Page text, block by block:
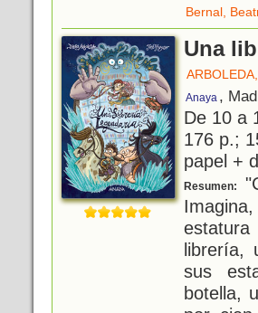
Bernal,
Una
Anaya ,
De 10 a
176 p.;
papel +
Resumen:
librería,
sus
botella,